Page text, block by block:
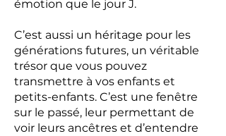
émotion que le jour J.
C’est aussi un héritage pour les
générations futures, un véritable
trésor que vous pouvez
transmettre à vos enfants et
petits-enfants. C’est une fenêtre
sur le passé, leur permettant de
voir leurs ancêtres et d’entendre